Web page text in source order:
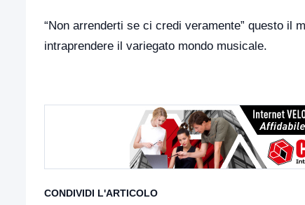
“Non arrenderti se ci credi veramente” questo il
intraprendere il variegato mondo musicale.
CONDIVIDI L'ARTICOLO